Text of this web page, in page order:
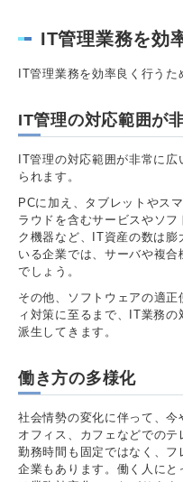
IT管理業務を効
IT管理業務を効率良く行うた
IT管理の対応範囲が
IT管理の対応範囲が非常に
られます。
PCに加え、タブレットやス
ラウドを含むサービスやソ
ク機器など、IT資産の数は
いる企業では、サーバや複
でしょう。
その他、ソフトウェアの適
ィ対策に至るまで、IT業務
派生してきます。
働き方の多様化
社会情勢の変化に伴って、
オフィス、カフェなどでの
勤務時間も固定ではなく、
企業もあります。働く人に